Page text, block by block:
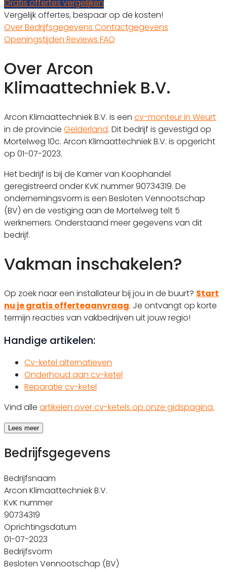
Gratis offertes vergelijken
Vergelijk offertes, bespaar op de kosten!
OverBedrijfsgegevens Contactgegevens
Openingstijden Reviews FAQ
Over Arcon
Klimaattechniek B.V.
Arcon Klimaattechniek B.V. is een cv-monteur in Weurt
in de provincie Gelderland. Dit bedrijf is gevestigd op
Mortelweg 10c. Arcon Klimaattechniek B.V. is opgericht
op 01-07-2023.
Het bedrijf is bij de Kamer van Koophandel
geregistreerd onder KvK nummer 90734319. De
ondernemingsvorm is een Besloten Vennootschap
(BV) en de vestiging aan de Mortelweg telt 5
werknemers. Onderstaand meer gegevens van dit
bedrijf.
Vakman inschakelen?
Op zoek naar een installateur bij jou in de buurt? Start
nu je gratis offerteaanvraag. Je ontvangt op korte
termijn reacties van vakbedrijven uit jouw regio!
Handige artikelen:
Cv-ketel alternatieven
Onderhoud aan cv-ketel
Reparatie cv-ketel
Vind alle artikelen over cv-ketels op onze gidspagina.
Lees meer
Bedrijfsgegevens
Bedrijfsnaam
Arcon Klimaattechniek B.V.
KvK nummer
90734319
Oprichtingsdatum
01-07-2023
Bedrijfsvorm
Besloten Vennootschap (BV)